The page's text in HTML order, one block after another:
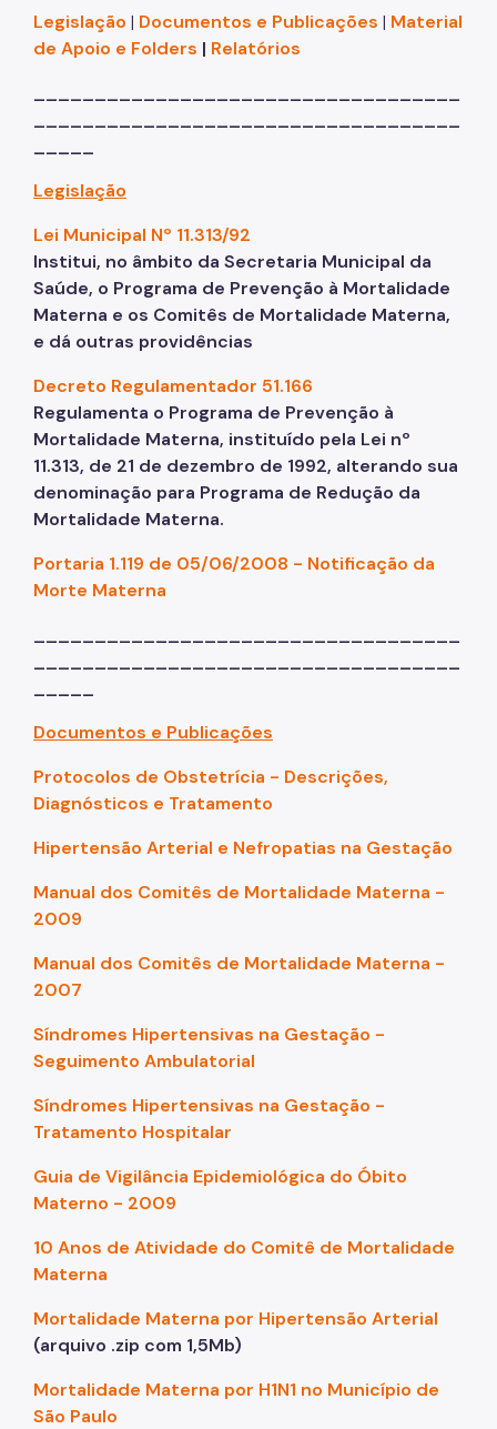
Legislação | Documentos e Publicações | Material
de Apoio e Folders | Relatórios
Legislação
Lei Municipal Nº 11.313/92
Institui, no âmbito da Secretaria Municipal da
Saúde, o Programa de Prevenção à Mortalidade
Materna e os Comitês de Mortalidade Materna,
e dá outras providências
Decreto Regulamentador 51.166
Regulamenta o Programa de Prevenção à
Mortalidade Materna, instituído pela Lei nº
11.313, de 21 de dezembro de 1992, alterando sua
denominação para Programa de Redução da
Mortalidade Materna.
Portaria 1.119 de 05/06/2008 - Notificação da
Morte Materna
Documentos e Publicações
Protocolos de Obstetrícia - Descrições,
Diagnósticos e Tratamento
Hipertensão Arterial e Nefropatias na Gestação
Manual dos Comitês de Mortalidade Materna -
2009
Manual dos Comitês de Mortalidade Materna -
2007
Síndromes Hipertensivas na Gestação -
Seguimento Ambulatorial
Síndromes Hipertensivas na Gestação -
Tratamento Hospitalar
Guia de Vigilância Epidemiológica do Óbito
Materno - 2009
10 Anos de Atividade do Comitê de Mortalidade
Materna
Mortalidade Materna por Hipertensão Arterial
(arquivo .zip com 1,5Mb)
Mortalidade Materna por H1N1 no Município de
São Paulo